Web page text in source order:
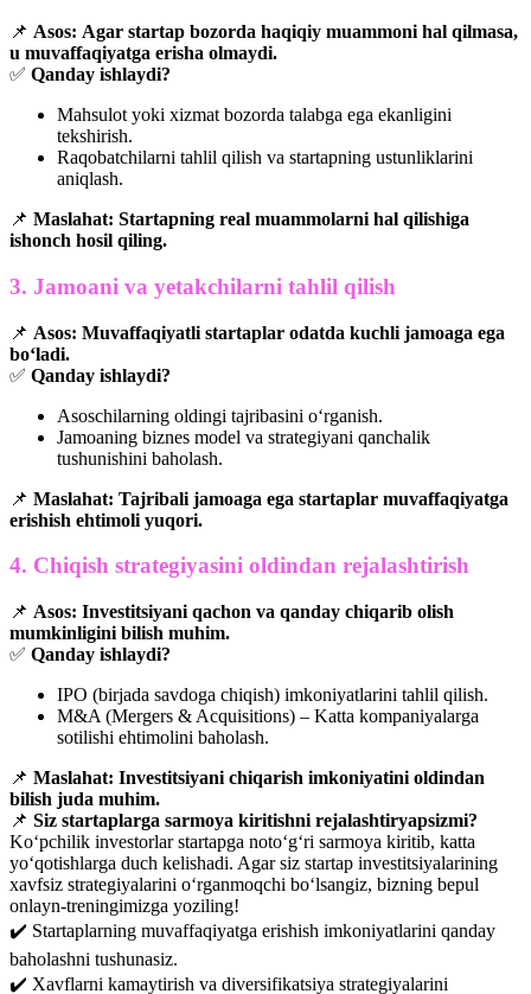
📌 Asos: Agar startap bozorda haqiqiy muammoni hal qilmasa,
u muvaffaqiyatga erisha olmaydi.
✅ Qanday ishlaydi?
Mahsulot yoki xizmat bozorda talabga ega ekanligini
tekshirish.
Raqobatchilarni tahlil qilish va startapning ustunliklarini
aniqlash.
📌 Maslahat: Startapning real muammolarni hal qilishiga
ishonch hosil qiling.
3. Jamoani va yetakchilarni tahlil qilish
📌 Asos: Muvaffaqiyatli startaplar odatda kuchli jamoaga ega
bo‘ladi.
✅ Qanday ishlaydi?
Asoschilarning oldingi tajribasini o‘rganish.
Jamoaning biznes model va strategiyani qanchalik
tushunishini baholash.
📌 Maslahat: Tajribali jamoaga ega startaplar muvaffaqiyatga
erishish ehtimoli yuqori.
4. Chiqish strategiyasini oldindan rejalashtirish
📌 Asos: Investitsiyani qachon va qanday chiqarib olish
mumkinligini bilish muhim.
✅ Qanday ishlaydi?
IPO (birjada savdoga chiqish) imkoniyatlarini tahlil qilish.
M&A (Mergers & Acquisitions) – Katta kompaniyalarga
sotilishi ehtimolini baholash.
📌 Maslahat: Investitsiyani chiqarish imkoniyatini oldindan
bilish juda muhim.
📌 Siz startaplarga sarmoya kiritishni rejalashtiryapsizmi?
Ko‘pchilik investorlar startapga noto‘g‘ri sarmoya kiritib, katta
yo‘qotishlarga duch kelishadi. Agar siz startap investitsiyalarining
xavfsiz strategiyalarini o‘rganmoqchi bo‘lsangiz, bizning bepul
onlayn-treningimizga yoziling!
✔️ Startaplarning muvaffaqiyatga erishish imkoniyatlarini qanday
baholashni tushunasiz.
✔️ Xavflarni kamaytirish va diversifikatsiya strategiyalarini